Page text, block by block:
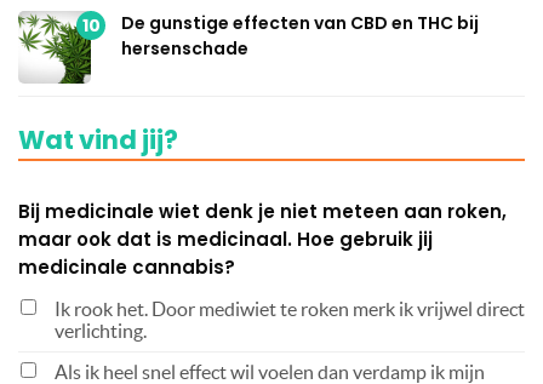
10
De gunstige effecten van CBD en THC bij
hersenschade
Wat vind jij?
Bij medicinale wiet denk je niet meteen aan roken,
maar ook dat is medicinaal. Hoe gebruik jij
medicinale cannabis?
Ik rook het. Door mediwiet te roken merk ik vrijwel direct
verlichting.
Als ik heel snel effect wil voelen dan verdamp ik mijn